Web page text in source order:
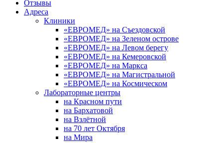
Отзывы
Адреса
Клиники
«ЕВРОМЕД» на Съездовской
«ЕВРОМЕД» на Зеленом острове
«ЕВРОМЕД» на Левом берегу
«ЕВРОМЕД» на Кемеровской
«ЕВРОМЕД» на Маркса
«ЕВРОМЕД» на Магистральной
«ЕВРОМЕД» на Космическом
Лабораторные центры
на Красном пути
на Бархатовой
на Взлётной
на 70 лет Октября
на Мира